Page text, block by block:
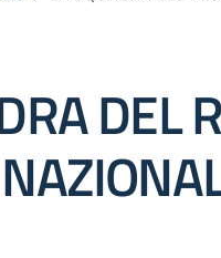
DEL